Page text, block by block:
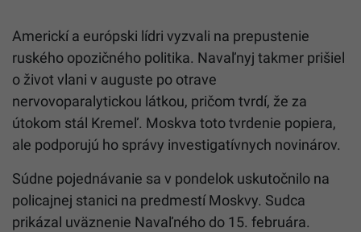
Americkí a európski lídri vyzvali na prepustenie
ruského opozičného politika. Navaľnyj takmer prišiel
o život vlani v auguste po otrave
nervovoparalytickou látkou, pričom tvrdí, že za
útokom stál Kremeľ. Moskva toto tvrdenie popiera,
ale podporujú ho správy investigatívnych novinárov.
Súdne pojednávanie sa v pondelok uskutočnilo na
policajnej stanici na predmestí Moskvy. Sudca
prikázal uväznenie Navaľného do 15. februára.